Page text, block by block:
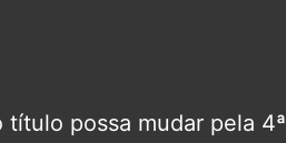
possa mudar pela 4ª